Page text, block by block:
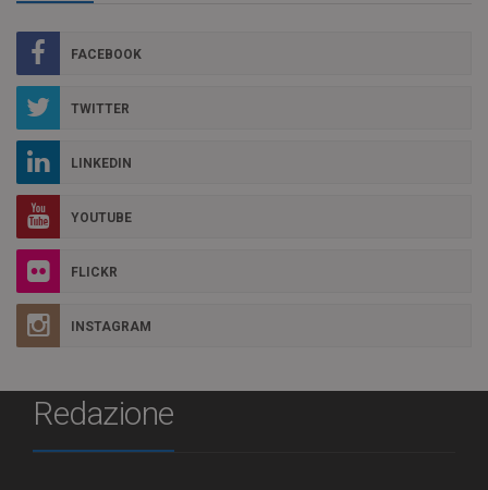
FACEBOOK
TWITTER
LINKEDIN
YOUTUBE
FLICKR
INSTAGRAM
Redazione